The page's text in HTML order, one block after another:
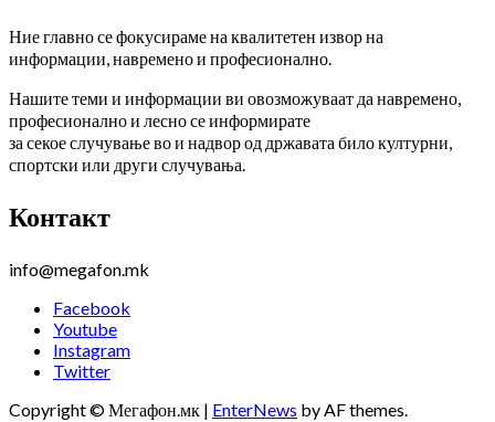
Ние главно се фокусираме на квалитетен извор на
информации, навремено и професионално.
Нашите теми и информации ви овозможуваат да навремено,
професионално и лесно се информирате
за секое случување во и надвор од државата било културни,
спортски или други случувања.
Контакт
info@megafon.mk
Facebook
Youtube
Instagram
Twitter
Copyright © Мегафон.мк | EnterNews by AF themes.